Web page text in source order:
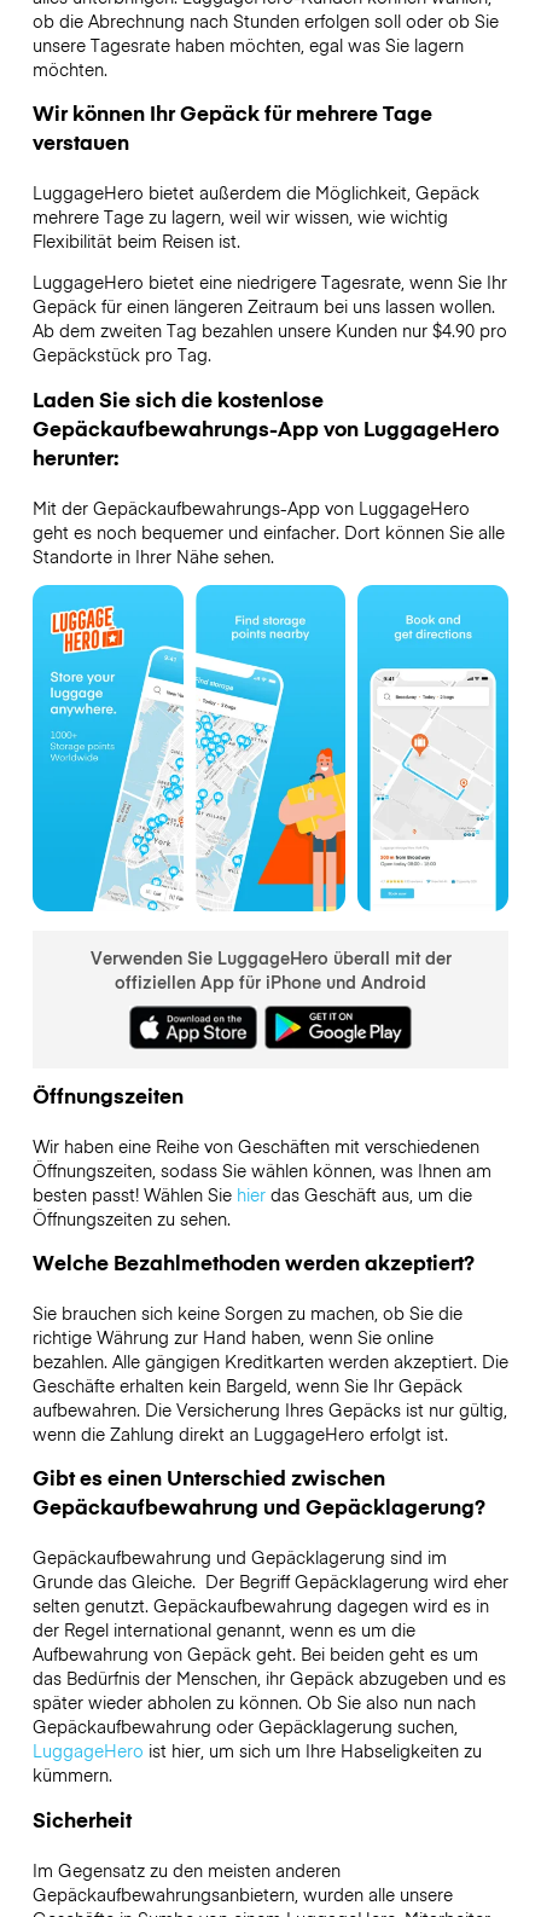
ob die Abrechnung nach Stunden erfolgen soll oder ob Sie
unsere Tagesrate haben möchten, egal was Sie lagern
möchten.
Wir können Ihr Gepäck für mehrere Tage
verstauen
LuggageHero bietet außerdem die Möglichkeit, Gepäck
mehrere Tage zu lagern, weil wir wissen, wie wichtig
Flexibilität beim Reisen ist.
LuggageHero bietet eine niedrigere Tagesrate, wenn Sie Ihr
Gepäck für einen längeren Zeitraum bei uns lassen wollen.
Ab dem zweiten Tag bezahlen unsere Kunden nur $4.90 pro
Gepäckstück pro Tag.
Laden Sie sich die kostenlose
Gepäckaufbewahrungs-App von LuggageHero
herunter:
Mit der Gepäckaufbewahrungs-App von LuggageHero
geht es noch bequemer und einfacher. Dort können Sie alle
Standorte in Ihrer Nähe sehen.
Verwenden Sie LuggageHero überall mit der
offiziellen App für iPhone und Android
Öffnungszeiten
Wir haben eine Reihe von Geschäften mit verschiedenen
Öffnungszeiten, sodass Sie wählen können, was Ihnen am
besten passt! Wählen Sie hierdas Geschäft aus, um die
Öffnungszeiten zu sehen.
Welche Bezahlmethoden werden akzeptiert?
Sie brauchen sich keine Sorgen zu machen, ob Sie die
richtige Währung zur Hand haben, wenn Sie online
bezahlen. Alle gängigen Kreditkarten werden akzeptiert. Die
Geschäfte erhalten kein Bargeld, wenn Sie Ihr Gepäck
aufbewahren. Die Versicherung Ihres Gepäcks ist nur gültig,
wenn die Zahlung direkt an LuggageHero erfolgt ist.
Gibt es einen Unterschied zwischen
Gepäckaufbewahrung und Gepäcklagerung?
Gepäckaufbewahrung und Gepäcklagerung sind im
Grunde das Gleiche. Der Begriff Gepäcklagerung wird eher
selten genutzt. Gepäckaufbewahrung dagegen wird es in
der Regel international genannt, wenn es um die
Aufbewahrung von Gepäck geht. Bei beiden geht es um
das Bedürfnis der Menschen, ihr Gepäck abzugeben und es
später wieder abholen zu können. Ob Sie also nun nach
Gepäckaufbewahrung oder Gepäcklagerung suchen,
LuggageHero ist hier, um sich um Ihre Habseligkeiten zu
kümmern.
Sicherheit
Im Gegensatz zu den meisten anderen
Gepäckaufbewahrungsanbietern, wurden alle unsere